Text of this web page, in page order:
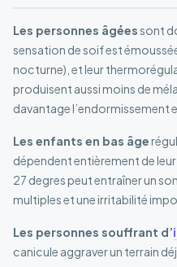
Les personnes âgées sont
sensation de soif est
nocturne), et leur
produisent aussi moins de
davantage l’endormissement
Les enfants en bas âge
dépendent entièrement de
27 degres peut entraîner un
multiples et une irritabilité
Les personnes souffrant d’
canicule aggraver un terrain